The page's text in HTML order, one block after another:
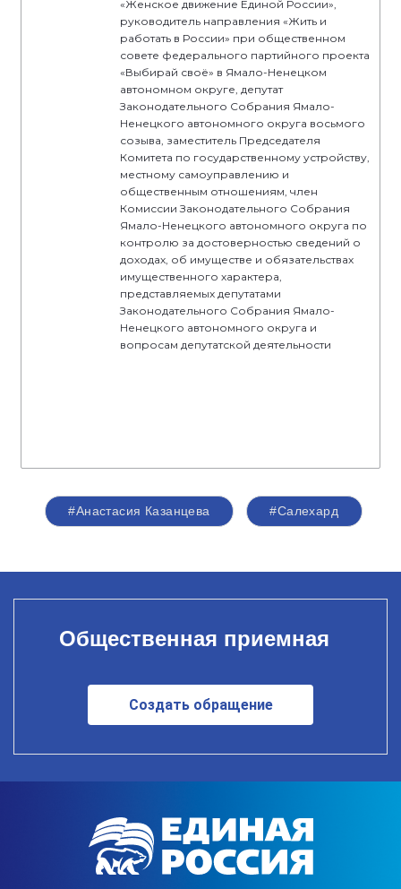
«Женское движение Единой России»,
руководитель направления «Жить и
работать в России» при общественном
совете федерального партийного проекта
«Выбирай своё» в Ямало-Ненецком
автономном округе, депутат
Законодательного Собрания Ямало-
Ненецкого автономного округа восьмого
созыва, заместитель Председателя
Комитета по государственному устройству,
местному самоуправлению и
общественным отношениям, член
Комиссии Законодательного Собрания
Ямало-Ненецкого автономного округа по
контролю за достоверностью сведений о
доходах, об имуществе и обязательствах
имущественного характера,
представляемых депутатами
Законодательного Собрания Ямало-
Ненецкого автономного округа и
вопросам депутатской деятельности
#Анастасия Казанцева #Салехард
Общественная приемная
Создать обращение